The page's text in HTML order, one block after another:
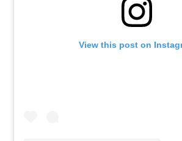
View this post on